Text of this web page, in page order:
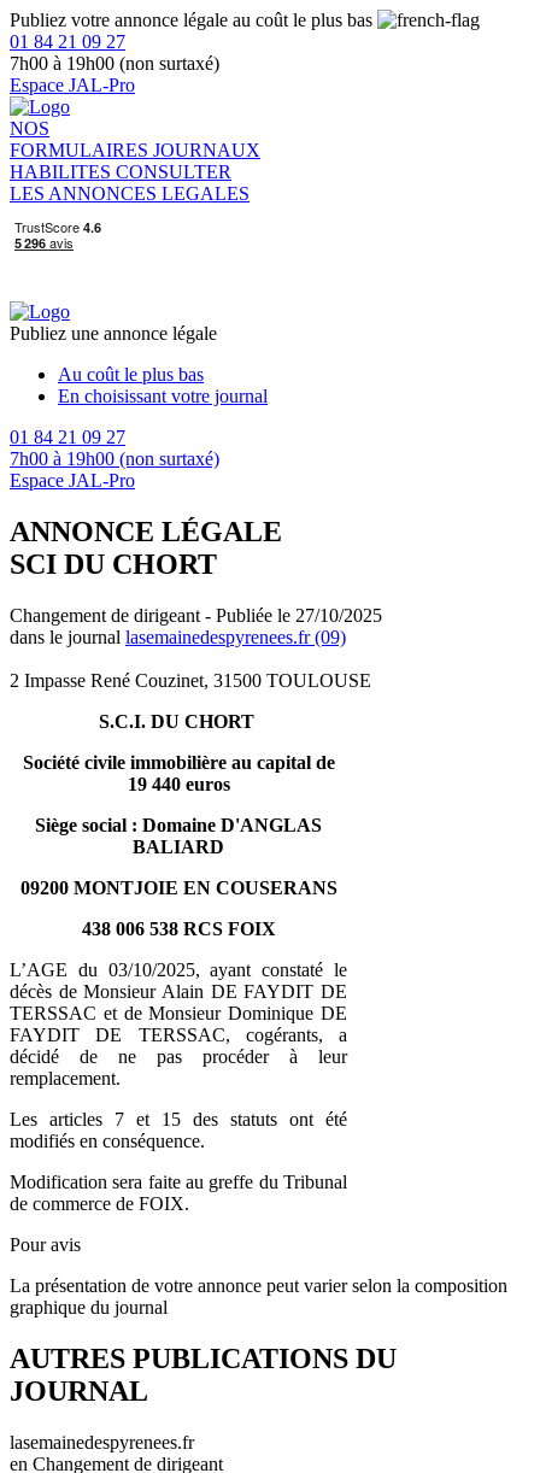
Publiez votre annonce légale au coût le plus bas
01 84 21 09 27
7h00 à 19h00 (non surtaxé)
Espace JAL-Pro
NOS
FORMULAIRES JOURNAUX
HABILITES CONSULTER
LES ANNONCES LEGALES
Publiez une annonce légale
Au coût le plus bas
En choisissant votre journal
01 84 21 09 27
7h00 à 19h00 (non surtaxé)
Espace JAL-Pro
ANNONCE LÉGALE
SCI DU CHORT
Changement de dirigeant - Publiée le 27/10/2025
dans le journal lasemainedespyrenees.fr (09)
2 Impasse René Couzinet, 31500 TOULOUSE
S.C.I. DU CHORT
Société civile immobilière au capital de
19 440 euros
Siège social : Domaine D'ANGLAS
BALIARD
09200 MONTJOIE EN COUSERANS
438 006 538 RCS FOIX
L’AGE du 03/10/2025, ayant constaté le
décès de Monsieur Alain DE FAYDIT DE
TERSSAC et de Monsieur Dominique DE
FAYDIT DE TERSSAC, cogérants, a
décidé de ne pas procéder à leur
remplacement.
Les articles 7 et 15 des statuts ont été
modifiés en conséquence.
Modification sera faite au greffe du Tribunal
de commerce de FOIX.
Pour avis
La présentation de votre annonce peut varier selon la composition
graphique du journal
AUTRES PUBLICATIONS DU
JOURNAL
lasemainedespyrenees.fr
en Changement de dirigeant